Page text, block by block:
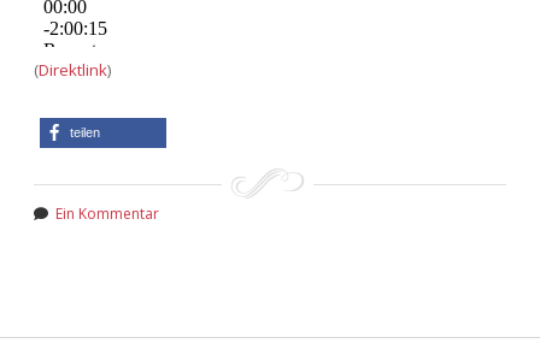
(Direktlink)
teilen
Ein Kommentar